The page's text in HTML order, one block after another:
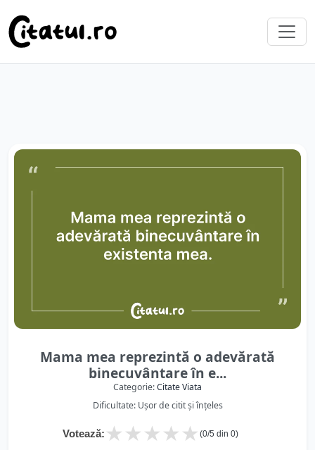
Mama mea reprezintă o adevărată
binecuvântare în e...
Categorie:Citate Viata
Dificultate: Ușor de citit și înțeles
Votează: ★
★
★
★
★ (0/5 din 0)